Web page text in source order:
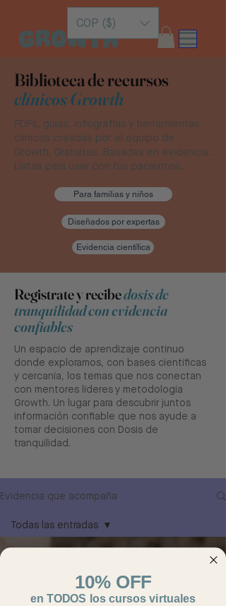
COP ($)
Biblioteca de recursos
clínicos Growth
PDFs, guías, infografías y herramientas
clínicas creadas por el equipo de
Growth. Gratuitas. Basadas en evidencia.
Listas para usar con tus pacientes.
Para familias y niños
Diseñados por expertas
Evidencia científica
Registrate y recibedosis de
tranquilidad con evidencia
confiables
Un espacio de aprendizaje continuo
donde exploramos, con bases científicas
y cercanía, los temas que nos conectan
con mentores líderes y metodología
Growth. Un lugar para descubrir juntos
información confiable que nos ayude a
tomar decisiones con Dosis de
tranquilidad.
Evidencia que acompaña
Metodología Growth
Mentores líderes
Todas las entradas
10% OFF
en TODOS los cursos virtuales